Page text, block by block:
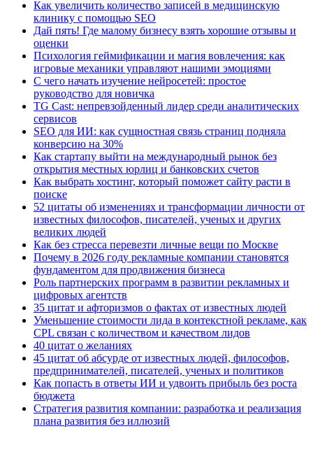
Как увеличить количество записей в медицинскую
клинику с помощью SEO
Дай пять! Где малому бизнесу взять хорошие отзывы и
оценки
Психология геймификации и магия вовлечения: как
игровые механики управляют нашими эмоциями
С чего начать изучение нейросетей: простое
руководство для новичка
TG Cast: непревзойденный лидер среди аналитических
сервисов
SEO для ИИ: как сущностная связь страниц подняла
конверсию на 30%
Как стартапу выйти на международный рынок без
открытия местных юрлиц и банковских счетов
Как выбрать хостинг, который поможет сайту расти в
поиске
52 цитаты об изменениях и трансформации личности от
известных философов, писателей, ученых и других
великих людей
Как без стресса перевезти личные вещи по Москве
Почему в 2026 году рекламные компании становятся
фундаментом для продвижения бизнеса
Роль партнерских программ в развитии рекламных и
цифровых агентств
35 цитат и афторизмов о фактах от известных людей
Уменьшение стоимости лида в контекстной рекламе, как
CPL связан с количеством и качеством лидов
40 цитат о желаниях
45 цитат об абсурде от известных людей, философов,
предпринимателей, писателей, ученых и политиков
Как попасть в ответы ИИ и удвоить прибыль без роста
бюджета
Стратегия развития компании: разработка и реализация
плана развития без иллюзий